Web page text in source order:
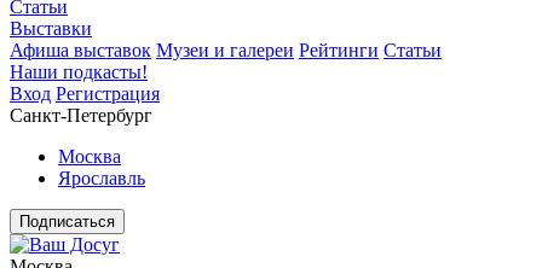
Статьи
Выставки
Афиша выставок Музеи и галереи Рейтинги Статьи
Наши подкасты!
Вход Регистрация
Санкт-Петербург
Москва
Ярославль
Подписаться